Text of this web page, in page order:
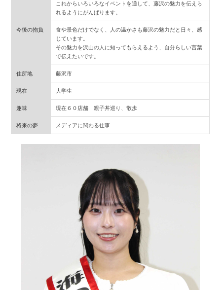
これからいろいろなイベントを通して、藤沢の魅力を伝えら
れるようにがんばります。
今後の抱負
食や景色だけでなく、人の温かさも藤沢の魅力だと日々、感
じています。
その魅力を沢山の人に知ってもらえるよう、自分らしい言葉
で伝えたいです。
住所地 藤沢市
現在 大学生
趣味 現在６０店舗 親子丼巡り、散歩
将来の夢 メディアに関わる仕事